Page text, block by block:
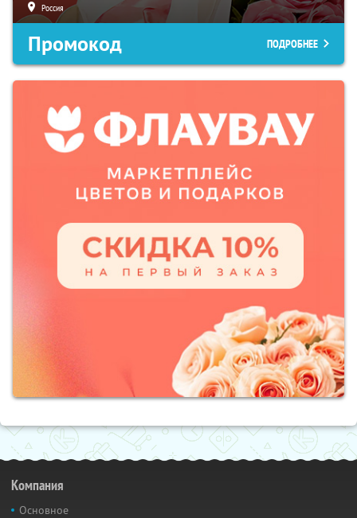
Россия
Промокод ПОДРОБНЕЕ
Компания
Основное